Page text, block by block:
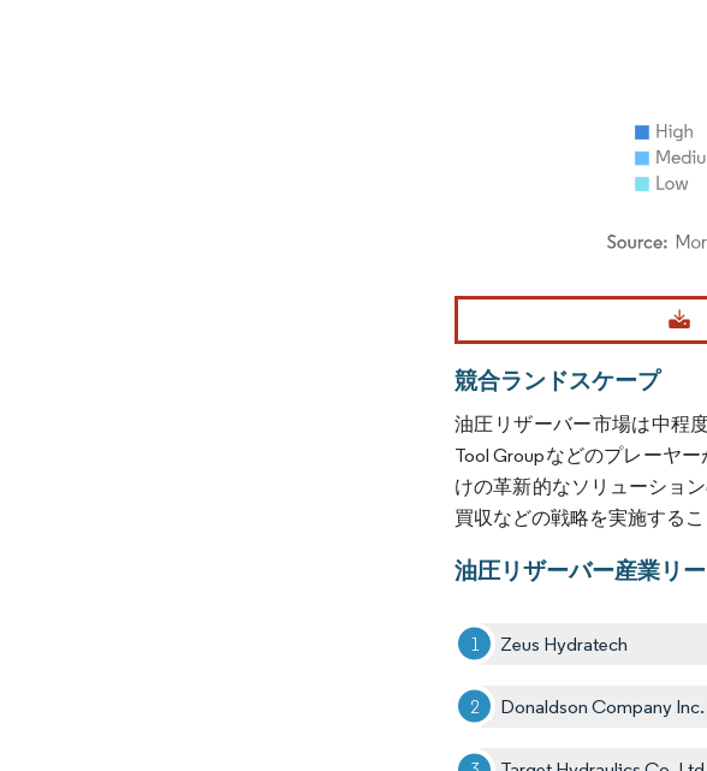
画像 © Mordor Intelligence。再利用
競合ランドスケープ
油圧リザーバー市場は中程
Tool Groupなどのプレーヤ
けの革新的なソリューショ
買収などの戦略を実施する
油圧リザーバー産業リ
Zeus Hydratech
Donaldson Company Inc.